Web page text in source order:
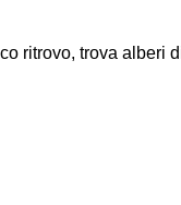
ritrovo, trova